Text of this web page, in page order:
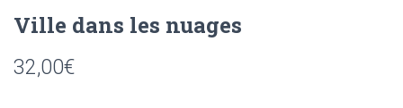
Ville dans les nuages
32,00€